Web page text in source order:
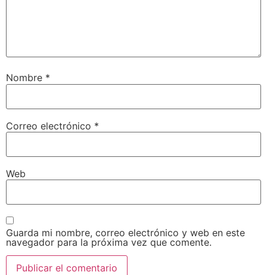
Nombre *
Correo electrónico *
Web
Guarda mi nombre, correo electrónico y web en este
navegador para la próxima vez que comente.